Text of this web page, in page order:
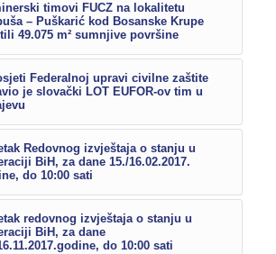
timovi FUCZ na lokalitetu
– Puškarić kod Bosanske Krupe
49.075 m² sumnjive površine
Federalnoj upravi civilne zaštite
je slovački LOT EUFOR-ov tim u
Redovnog izvještaja o stanju u
BiH, za dane 15./16.02.2017.
do 10:00 sati
redovnog izvještaja o stanju u
BiH, za dane
do 10:00 sati